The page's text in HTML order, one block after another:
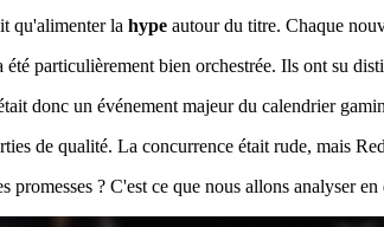
qu'alimenter la hype autour du titre. Chaque
particulièrement bien orchestrée. Ils ont su
donc un événement majeur du calendrier
de qualité. La concurrence était rude, mais
promesses ? C'est ce que nous allons analyser